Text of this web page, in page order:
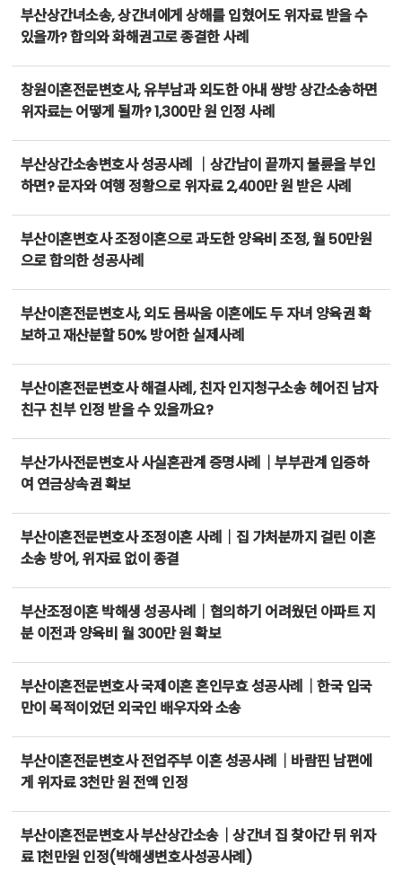
부산상간녀소송, 상간녀에게 상해를 입혔어도 위자료 받을 수
있을까? 합의와 화해권고로 종결한 사례
창원이혼전문변호사, 유부남과 외도한 아내 쌍방 상간소송하면
위자료는 어떻게 될까? 1,300만 원 인정 사례
부산상간소송변호사 성공사례 ｜상간남이 끝까지 불륜을 부인
하면? 문자와 여행 정황으로 위자료 2,400만 원 받은 사례
부산이혼변호사 조정이혼으로 과도한 양육비 조정, 월 50만원
으로 합의한 성공사례
부산이혼전문변호사, 외도 몸싸움 이혼에도 두 자녀 양육권 확
보하고 재산분할 50% 방어한 실제사례
부산이혼전문변호사 해결사례, 친자 인지청구소송 헤어진 남자
친구 친부 인정 받을 수 있을까요?
부산가사전문변호사 사실혼관계 증명사례｜부부관계 입증하
여 연금상속권 확보
부산이혼전문변호사 조정이혼 사례｜집 가처분까지 걸린 이혼
소송 방어, 위자료 없이 종결
부산조정이혼 박해생 성공사례｜협의하기 어려웠던 아파트 지
분 이전과 양육비 월 300만 원 확보
부산이혼전문변호사 국제이혼 혼인무효 성공사례｜한국 입국
만이 목적이었던 외국인 배우자와 소송
부산이혼전문변호사 전업주부 이혼 성공사례｜바람핀 남편에
게 위자료 3천만 원 전액 인정
부산이혼전문변호사 부산상간소송｜상간녀 집 찾아간 뒤 위자
료 1천만원 인정(박해생변호사성공사례)